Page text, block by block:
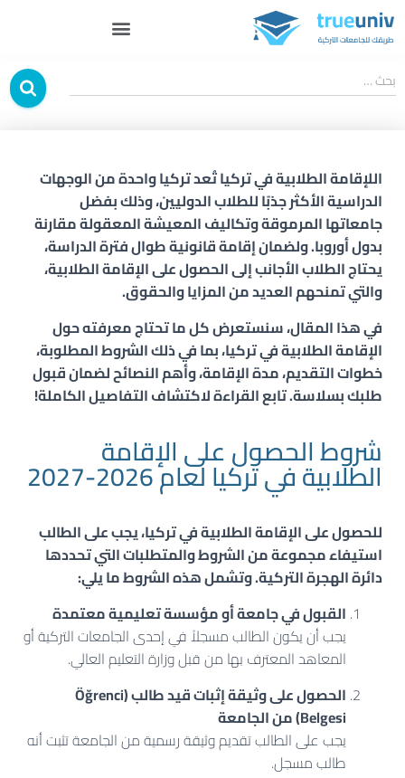
بحث …
اللإقامة الطلابية في تركياتُعد تركيا واحدة من الوجهات
الدراسية الأكثر جذبًا للطلاب الدوليين، وذلك بفضل
جامعاتها المرموقة وتكاليف المعيشة المعقولة مقارنة
بدول أوروبا. ولضمان إقامة قانونية طوال فترة الدراسة،
يحتاج الطلاب الأجانب إلى الحصول علىالإقامة الطلابية،
والتي تمنحهم العديد من المزايا والحقوق.
في هذا المقال، سنستعرض كل ما تحتاج معرفته حول
الإقامة الطلابية في تركيا، بما في ذلك الشروط المطلوبة،
خطوات التقديم، مدة الإقامة، وأهم النصائح لضمان قبول
طلبك بسلاسة. تابع القراءة لاكتشاف التفاصيل الكاملة!
شروط الحصول على الإقامة
الطلابية في تركيا لعام 2026-2027
للحصول على الإقامة الطلابية في تركيا، يجب على الطالب
استيفاء مجموعة من الشروط والمتطلبات التي تحددها
دائرة الهجرة التركية. وتشمل هذه الشروط ما يلي:
القبول في جامعة أو مؤسسة تعليمية معتمدة
يجب أن يكون الطالب مسجلاً في إحدى الجامعات التركية أو
المعاهد المعترف بها من قبل وزارة التعليم العالي.
الحصول على وثيقة إثبات قيد طالب (Öğrenci
Belgesi) من الجامعة
يجب على الطالب تقديم وثيقة رسمية من الجامعة تثبت أنه
طالب مسجل.